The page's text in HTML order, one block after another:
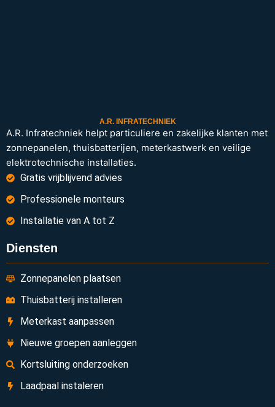
A.R. INFRATECHNIEK
A.R. Infratechniek helpt particuliere en zakelijke klanten met
zonnepanelen, thuisbatterijen, meterkastwerk en veilige
elektrotechnische installaties.
Gratis vrijblijvend advies
Professionele monteurs
Installatie van A tot Z
Diensten
Zonnepanelen plaatsen
Thuisbatterij installeren
Meterkast aanpassen
Nieuwe groepen aanleggen
Kortsluiting onderzoeken
Laadpaal instaleren